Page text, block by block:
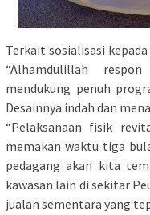
Terkait sosialisasi
“Alhamdulillah
mendukung penuh
Desainnya indah dan
“Pelaksanaan fisik
memakan waktu tiga
pedagang akan kita
kawasan lain di sekitar
jualan sementara yang